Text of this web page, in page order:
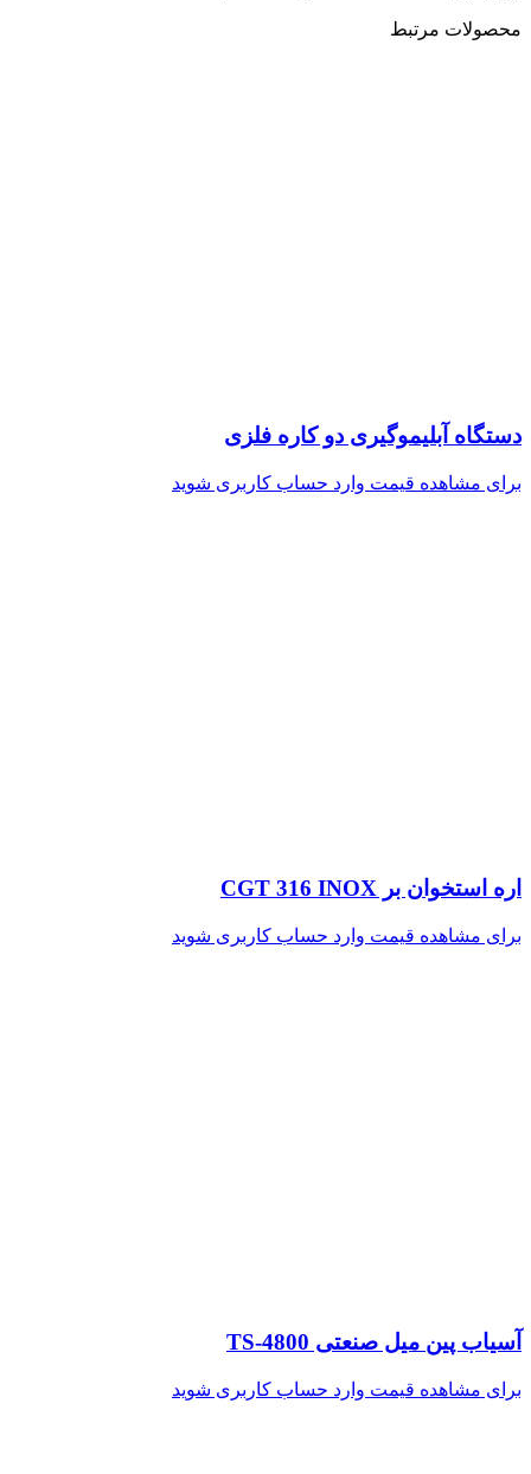
محصولات مرتبط
دستگاه آبلیموگیری دو کاره فلزی
برای مشاهده قیمت وارد حساب کاربری شوید
اره استخوان بر CGT 316 INOX
برای مشاهده قیمت وارد حساب کاربری شوید
آسیاب پین میل صنعتی TS-4800
برای مشاهده قیمت وارد حساب کاربری شوید